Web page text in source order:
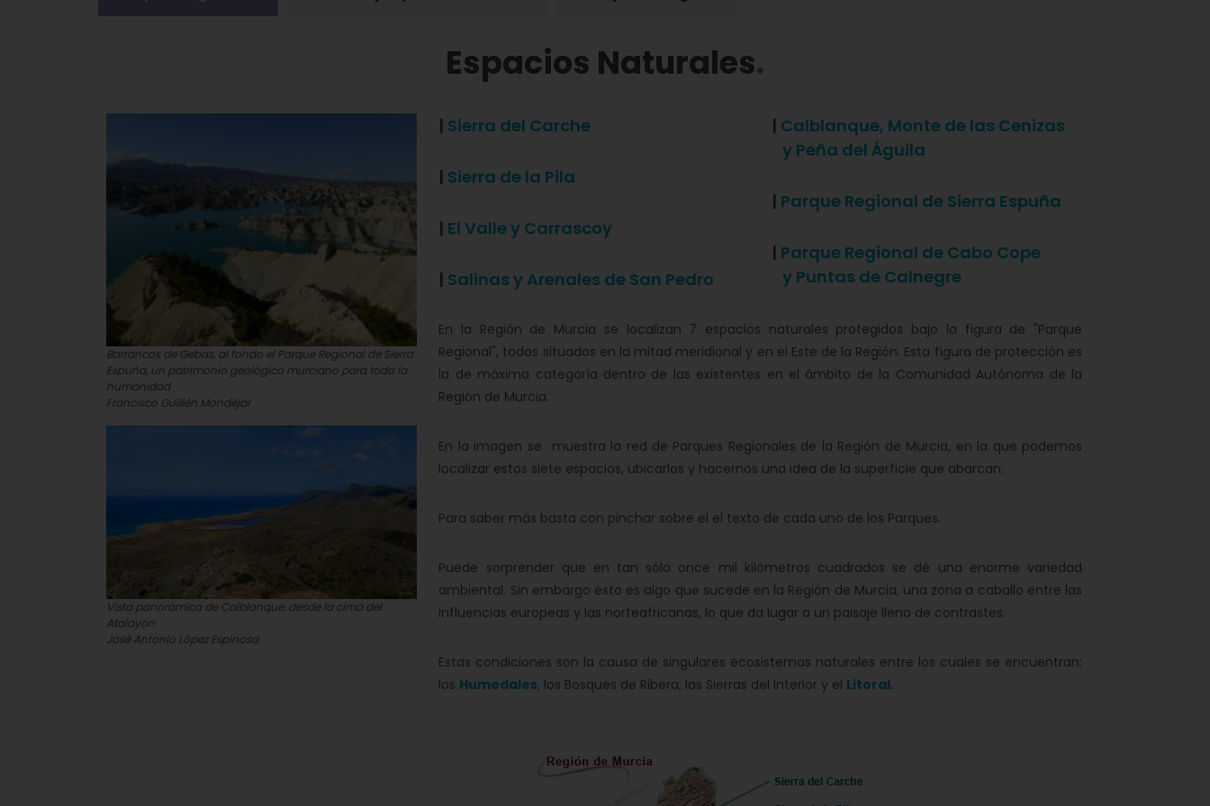
Espacios Naturales
| Sierra del Carche
| Sierra de la Pila
| El Valle y Carrascoy
| Salinas y Arenales de San Pedro
| Calblanque, Monte de las Cenizas
y Peña del Águila
| Parque Regional de Sierra Espuña
| Parque Regional de Cabo Cope
y Puntas de Calnegre
En la Región de Murcia se localizan 7 espacios naturales protegidos bajo la figura de "Parque
Regional", todos situados en la mitad meridional y en el Este de la Región. Esta figura de protección es
la de máxima categoría dentro de las existentes en el ámbito de la Comunidad Autónoma de la
Región de Murcia.
En la imagen se muestra la red de Parques Regionales de la Región de Murcia, en la que podemos
localizar estos siete espacios, ubicarlos y hacernos una idea de la superficie que abarcan.
Para saber más basta con pinchar sobre el el texto de cada uno de los Parques.
Puede sorprender que en tan sólo once mil kilómetros cuadrados se dé una enorme variedad
ambiental. Sin embargo esto es algo que sucede en la Región de Murcia, una zona a caballo entre las
influencias europeas y las norteafricanas, lo que da lugar a un paisaje lleno de contrastes.
Estas condiciones son la causa de singulares ecosistemas naturales entre los cuales se encuentran:
los Humedales, los Bosques de Ribera, las Sierras del Interior y el Litoral.
Barrancos de Gebas, al fondo el Parque Regional de Sierra
Espuña, un patrimonio geológico murciano para toda la
humanidad
Francisco Guillén Mondéjar
Vista panorámica de Calblanque, desde la cima del
Atalayón
José Antonio López Espinosa